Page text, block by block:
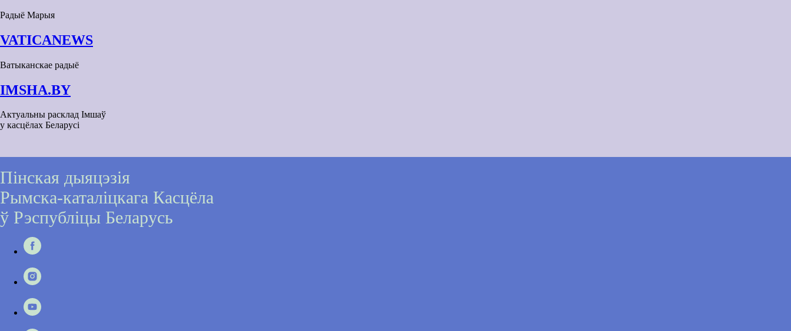
Радыё Марыя
VATICANEWS
Ватыканскае радыё
IMSHA.BY
Актуальны расклад Імшаў
у касцёлах Беларусі
Пінская дыяцэзія
Рымска-каталіцкага Касцёла
ў Рэспубліцы Беларусь